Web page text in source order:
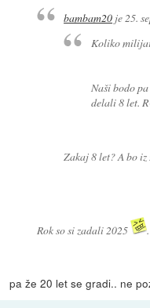
bambam20 je 25.
Koliko
Naši bodo
delali 8 let.
Zakaj 8 let? A bo
Rok so si zadali 2025 .
pa že 20 let se gradi.. ne